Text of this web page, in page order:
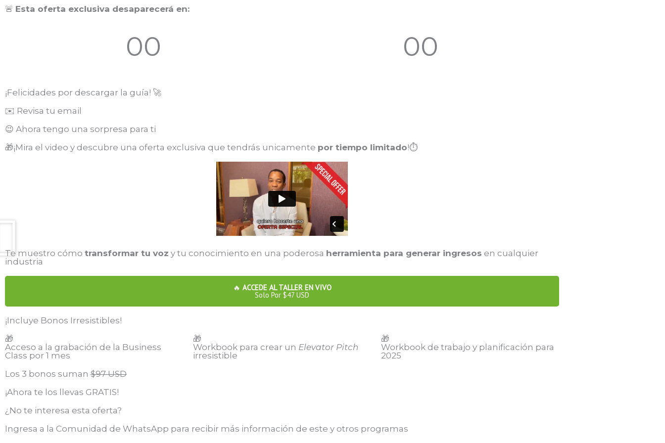
🚨 Esta oferta exclusiva desaparecerá en:
00 00
¡Felicidades por descargar la guía! 🚀
✉️ Revisa tu email
😉 Ahora tengo una sorpresa para ti
🎁¡Mira el video y descubre una oferta exclusiva que tendrás unicamente por tiempo limitado!⏱️
Te muestro cómo transformar tu voz y tu conocimiento en una poderosa herramienta para generar ingresos en cualquier
industria
🔥 ACCEDE AL TALLER EN VIVO
Solo Por $47 USD
¡Incluye Bonos Irresistibles!
🎁
Acceso a la grabación de la Business
Class por 1 mes
🎁
Workbook para crear un Elevator Pitch
irresistible
🎁
Workbook de trabajo y planificación para
2025
Los 3 bonos suman $97 USD
¡Ahora te los llevas GRATIS!
¿No te interesa esta oferta?
Ingresa a la Comunidad de WhatsApp para recibir más información de este y otros programas